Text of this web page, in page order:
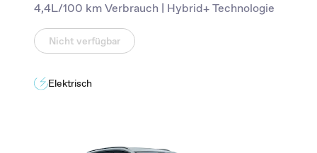
4,4L/100 km Verbrauch | Hybrid+ Technologie
Nicht verfügbar
Elektrisch